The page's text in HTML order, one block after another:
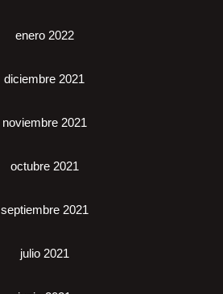
enero 2022
diciembre 2021
noviembre 2021
octubre 2021
septiembre 2021
julio 2021